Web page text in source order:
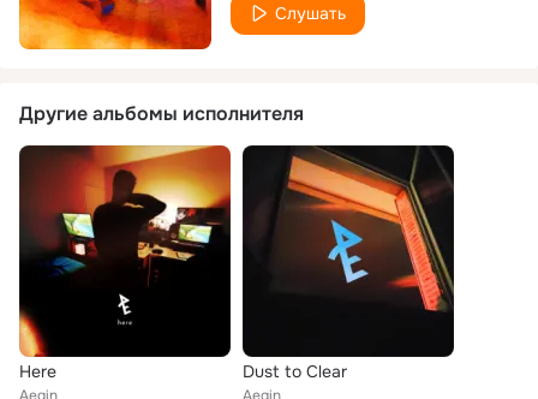
Слушать
Другие альбомы исполнителя
Here Dust to Clear